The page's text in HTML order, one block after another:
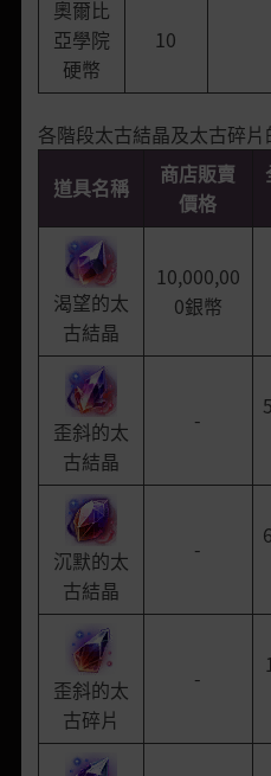
奧爾比
亞學院
硬幣
10
各階段太古結晶及太古碎
道具名稱
商店販賣
價格
渴望的太
古結晶
10,000,00
0銀幣
歪斜的太
古結晶
-
沉默的太
古結晶
-
歪斜的太
古碎片
-